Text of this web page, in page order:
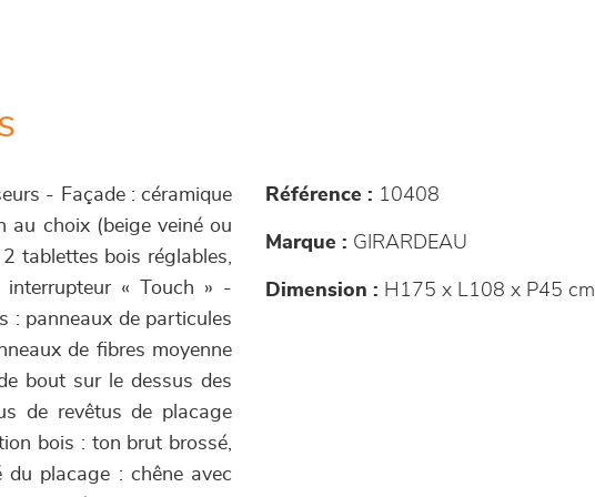
- Façade : céramique
au choix (beige veiné ou
tablettes bois réglables,
« Touch » -
: panneaux de particules
de fibres moyenne
bout sur le dessus des
de revêtus de placage
bois : ton brut brossé,
placage : chêne avec
Référence : 10408
Marque : GIRARDEAU
Dimension : H175 x L108 x P45 cm